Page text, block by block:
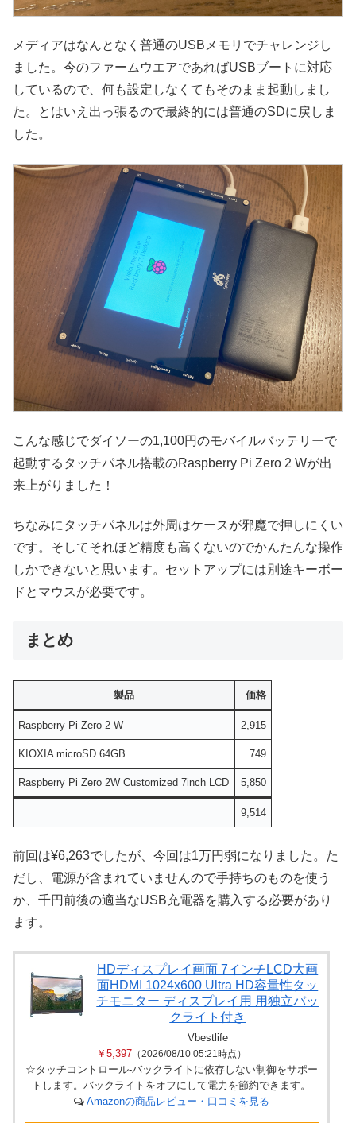
メディアはなんとなく普通のUSBメモリでチャレンジし
ました。今のファームウエアであればUSBブートに対応
しているので、何も設定しなくてもそのまま起動しまし
た。とはいえ出っ張るので最終的には普通のSDに戻しま
した。
こんな感じでダイソーの1,100円のモバイルバッテリーで
起動するタッチパネル搭載のRaspberry Pi Zero 2 Wが出
来上がりました！
ちなみにタッチパネルは外周はケースが邪魔で押しにくい
です。そしてそれほど精度も高くないのでかんたんな操作
しかできないと思います。セットアップには別途キーボー
ドとマウスが必要です。
まとめ
製品 価格
Raspberry Pi Zero 2 W 2,915
KIOXIA microSD 64GB 749
Raspberry Pi Zero 2W Customized 7inch LCD 5,850
9,514
前回は¥6,263でしたが、今回は1万円弱になりました。た
だし、電源が含まれていませんので手持ちのものを使う
か、千円前後の適当なUSB充電器を購入する必要があり
ます。
HDディスプレイ画面 7インチLCD大画
面HDMI 1024x600 Ultra HD容量性タッ
チモニター ディスプレイ用 用独立バッ
クライト付き
Vbestlife
￥5,397 （2026/08/10 05:21時点）
☆タッチコントロール-バックライトに依存しない制御をサポー
トします。バックライトをオフにして電力を節約できます。
Amazonの商品レビュー・口コミを見る